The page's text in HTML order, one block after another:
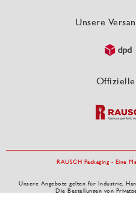
Unsere
RAUSCH Packaging - Eine
Unsere Angebote gelten für Industrie,
Die Bestellungen von